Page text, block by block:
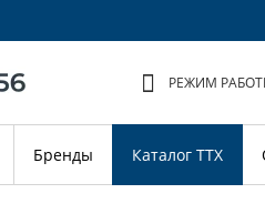
РЕЖИМ
Бренды Каталог ТТХ